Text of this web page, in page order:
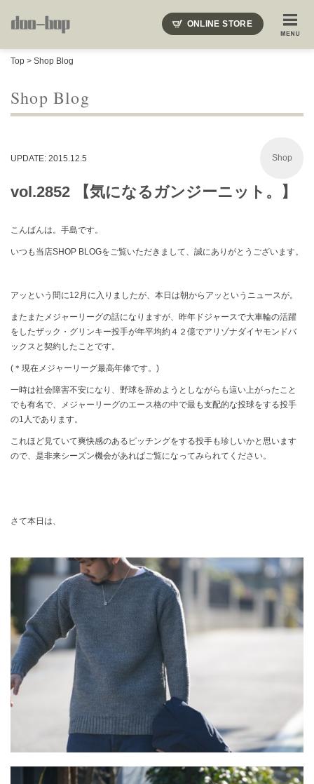
ONLINE STORE
Top > Shop Blog
Shop Blog
UPDATE: 2015.12.5 Shop
vol.2852 【気になるガンジーニット。】
こんばんは。手島です。
いつも当店SHOP BLOGをご覧いただきまして、誠にありがとうございます。
アッという間に12月に入りましたが、本日は朝からアッというニュースが。
またまたメジャーリーグの話になりますが、昨年ドジャースで大車輪の活躍
をしたザック・グリンキー投手が年平均約４２億でアリゾナダイヤモンドバ
ックスと契約したことです。
(＊現在メジャーリーグ最高年俸です。)
一時は社会障害不安になり、野球を辞めようとしながらも這い上がったこと
でも有名で、メジャーリーグのエース格の中で最も支配的な投球をする投手
の1人であります。
これほど見ていて爽快感のあるピッチングをする投手も珍しいかと思います
ので、是非来シーズン機会があればご覧になってみられてください。
さて本日は、